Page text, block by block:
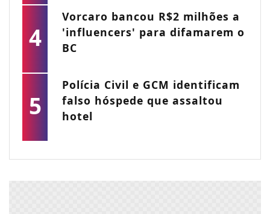
4
Vorcaro bancou R$2 milhões a
'influencers' para difamarem o
BC
5
Polícia Civil e GCM identificam
falso hóspede que assaltou
hotel